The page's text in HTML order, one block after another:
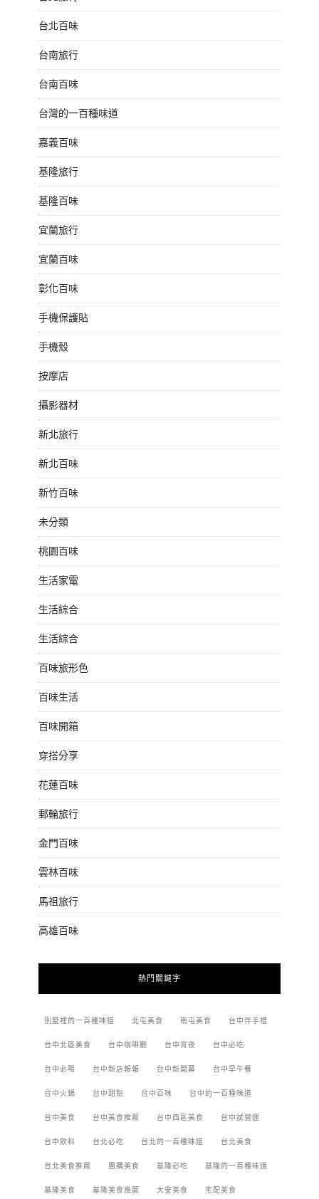
台北百味
台南旅行
台南百味
台灣的一百種味道
嘉義百味
基隆旅行
基隆百味
宜蘭旅行
宜蘭百味
彰化百味
手機保護貼
手機殼
按摩店
攝影器材
新北旅行
新北百味
新竹百味
未分類
桃園百味
生活家電
生活綜合
生活綜合
百味旅形色
百味生活
百味開箱
穿搭分享
花蓮百味
郵輪旅行
金門百味
雲林百味
馬祖旅行
高雄百味
熱門關鍵字
別墅裡的一百種味道 北屯美食 南屯美食 台中伴手禮
台中北區美食 台中咖啡廳 台中宵夜 台中必吃
台中必喝 台中新店報報 台中新開幕 台中早午餐
台中火鍋 台中甜點 台中百味 台中的一百種味道
台中美食 台中美食推薦 台中西區美食 台中試營運
台中飲料 台北必吃 台北的一百種味道 台北美食
台北美食推薦 團購美食 基隆必吃 基隆的一百種味道
基隆美食 基隆美食推薦 大安美食 宅配美食